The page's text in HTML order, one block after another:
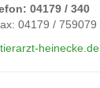
04179 / 340
04179 / 759079
heinecke.de